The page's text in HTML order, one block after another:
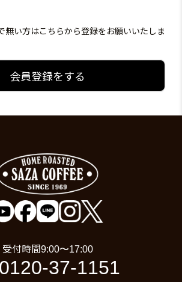
無い方はこちらから登録をお願いいたしま
会員登録をする
受付時間9:00〜17:00
0120-37-1151